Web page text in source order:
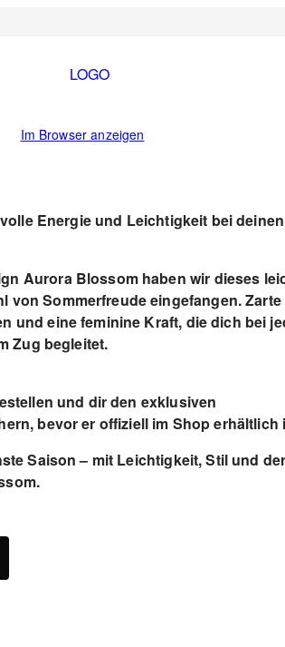
Im Browser anzeigen
Energie und Leichtigkeit bei deinen
Aurora Blossom haben wir dieses
von Sommerfreude eingefangen. Zarte
und eine feminine Kraft, die dich bei
Zug begleitet.
und dir den exklusiven
bevor er offiziell im Shop erhältlich
Saison – mit Leichtigkeit, Stil und der